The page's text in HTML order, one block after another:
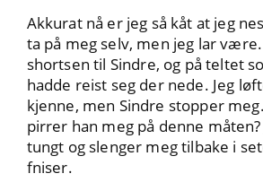
Akkurat nå er jeg så kåt at jeg
ta på meg selv, men jeg lar være.
shortsen til Sindre, og på teltet
hadde reist seg der nede. Jeg
kjenne, men Sindre stopper
pirrer han meg på denne måten?
tungt og slenger meg tilbake i
fniser.